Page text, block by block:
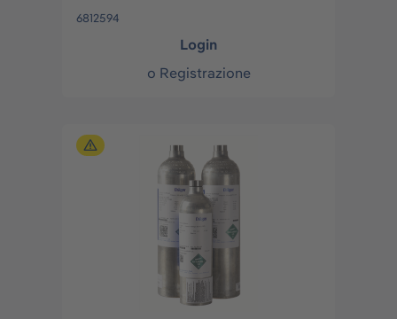
6812594
Login
o Registrazione